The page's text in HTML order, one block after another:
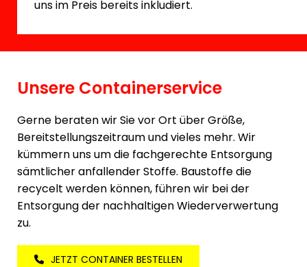
uns im Preis bereits inkludiert.
Unsere Containerservice
Gerne beraten wir Sie vor Ort über Größe,
Bereitstellungszeitraum und vieles mehr. Wir
kümmern uns um die fachgerechte Entsorgung
sämtlicher anfallender Stoffe. Baustoffe die
recycelt werden können, führen wir bei der
Entsorgung der nachhaltigen Wiederverwertung
zu.
JETZT CONTAINER BESTELLEN